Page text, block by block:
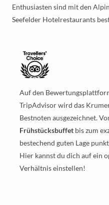
Enthusiasten sind mit den
Seefelder Hotelrestaurants
Auf den
TripAdvisor wird das
Bestnoten ausgezeichnet.
Frühstücksbuffet bis zum
bestechend guten Lage
Hier kannst du dich auf ein
Verhältnis einstellen!